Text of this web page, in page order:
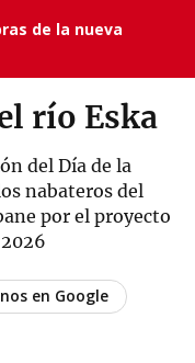
de la nueva
río Eska
del Día de la
nabateros del
por el proyecto
en Google